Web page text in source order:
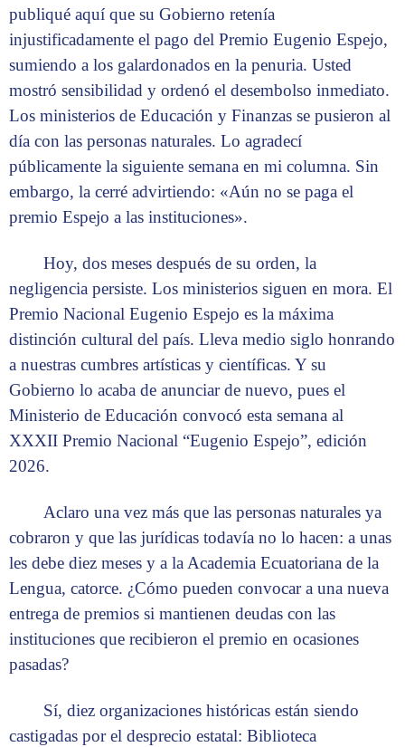
publiqué aquí que su Gobierno retenía
injustificadamente el pago del Premio Eugenio Espejo,
sumiendo a los galardonados en la penuria. Usted
mostró sensibilidad y ordenó el desembolso inmediato.
Los ministerios de Educación y Finanzas se pusieron al
día con las personas naturales. Lo agradecí
públicamente la siguiente semana en mi columna. Sin
embargo, la cerré advirtiendo: «Aún no se paga el
premio Espejo a las instituciones».
Hoy, dos meses después de su orden, la
negligencia persiste. Los ministerios siguen en mora. El
Premio Nacional Eugenio Espejo es la máxima
distinción cultural del país. Lleva medio siglo honrando
a nuestras cumbres artísticas y científicas. Y su
Gobierno lo acaba de anunciar de nuevo, pues el
Ministerio de Educación convocó esta semana al
XXXII Premio Nacional “Eugenio Espejo”, edición
2026.
Aclaro una vez más que las personas naturales ya
cobraron y que las jurídicas todavía no lo hacen: a unas
les debe diez meses y a la Academia Ecuatoriana de la
Lengua, catorce. ¿Cómo pueden convocar a una nueva
entrega de premios si mantienen deudas con las
instituciones que recibieron el premio en ocasiones
pasadas?
Sí, diez organizaciones históricas están siendo
castigadas por el desprecio estatal: Biblioteca